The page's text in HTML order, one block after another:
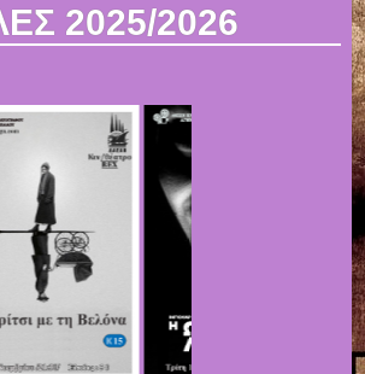
2025/2026